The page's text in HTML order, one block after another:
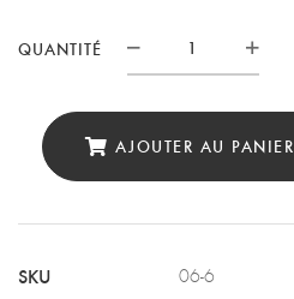
QUANTITÉ
quantité
(Détaillants)
AJOUTER AU PANIER
SKU 06-6